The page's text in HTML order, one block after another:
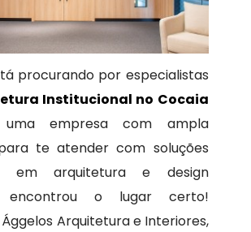
procurando por especialistas
Institucional no Cocaia
empresa com ampla
te atender com soluções
em arquitetura e design
encontrou o lugar certo!
Arquitetura e Interiores,